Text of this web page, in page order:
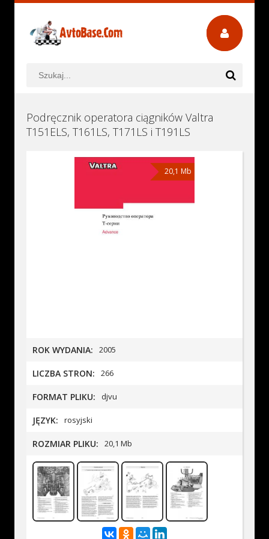
Podręcznik operatora ciągników Valtra
T151ELS, T161LS, T171LS i T191LS
20,1 Mb
ROK WYDANIA: 2005
LICZBA STRON: 266
FORMAT PLIKU: djvu
JĘZYK: rosyjski
ROZMIAR PLIKU: 20,1 Mb